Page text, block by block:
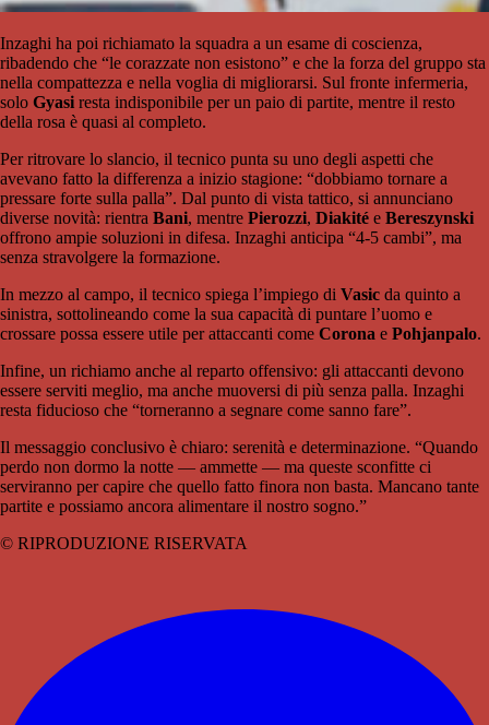
Inzaghi ha poi richiamato la squadra a un esame di coscienza,
ribadendo che “le corazzate non esistono” e che la forza del gruppo sta
nella compattezza e nella voglia di migliorarsi. Sul fronte infermeria,
solo Gyasi resta indisponibile per un paio di partite, mentre il resto
della rosa è quasi al completo.
Per ritrovare lo slancio, il tecnico punta su uno degli aspetti che
avevano fatto la differenza a inizio stagione: “dobbiamo tornare a
pressare forte sulla palla”. Dal punto di vista tattico, si annunciano
diverse novità: rientra Bani, mentre Pierozzi, Diakité e Bereszynski
offrono ampie soluzioni in difesa. Inzaghi anticipa “4-5 cambi”, ma
senza stravolgere la formazione.
In mezzo al campo, il tecnico spiega l’impiego di Vasic da quinto a
sinistra, sottolineando come la sua capacità di puntare l’uomo e
crossare possa essere utile per attaccanti come Corona e Pohjanpalo.
Infine, un richiamo anche al reparto offensivo: gli attaccanti devono
essere serviti meglio, ma anche muoversi di più senza palla. Inzaghi
resta fiducioso che “torneranno a segnare come sanno fare”.
Il messaggio conclusivo è chiaro: serenità e determinazione. “Quando
perdo non dormo la notte — ammette — ma queste sconfitte ci
serviranno per capire che quello fatto finora non basta. Mancano tante
partite e possiamo ancora alimentare il nostro sogno.”
© RIPRODUZIONE RISERVATA